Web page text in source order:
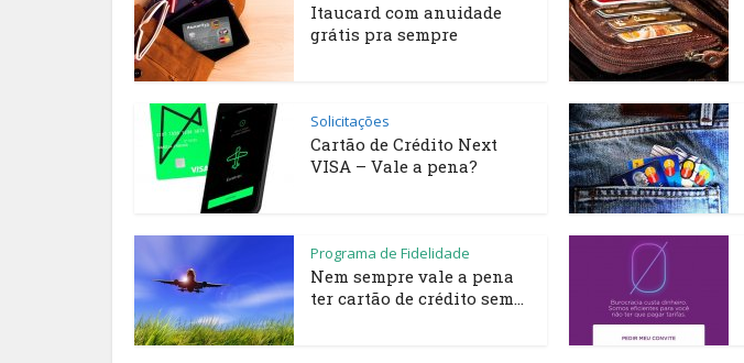
Itaucard com anuidade
grátis pra sempre
Solicitações
Cartão de Crédito Next
VISA – Vale a pena?
Programa de Fidelidade
Nem sempre vale a pena
ter cartão de crédito sem...